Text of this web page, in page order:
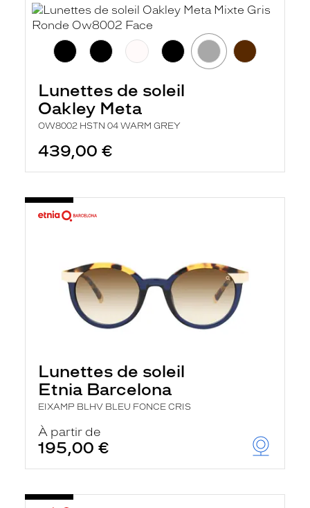
Lunettes de soleil
Oakley Meta
OW8002 HSTN 04 WARM GREY
439,00 €
Lunettes de soleil
Etnia Barcelona
EIXAMP BLHV BLEU FONCE CRIS
À partir de
195,00 €